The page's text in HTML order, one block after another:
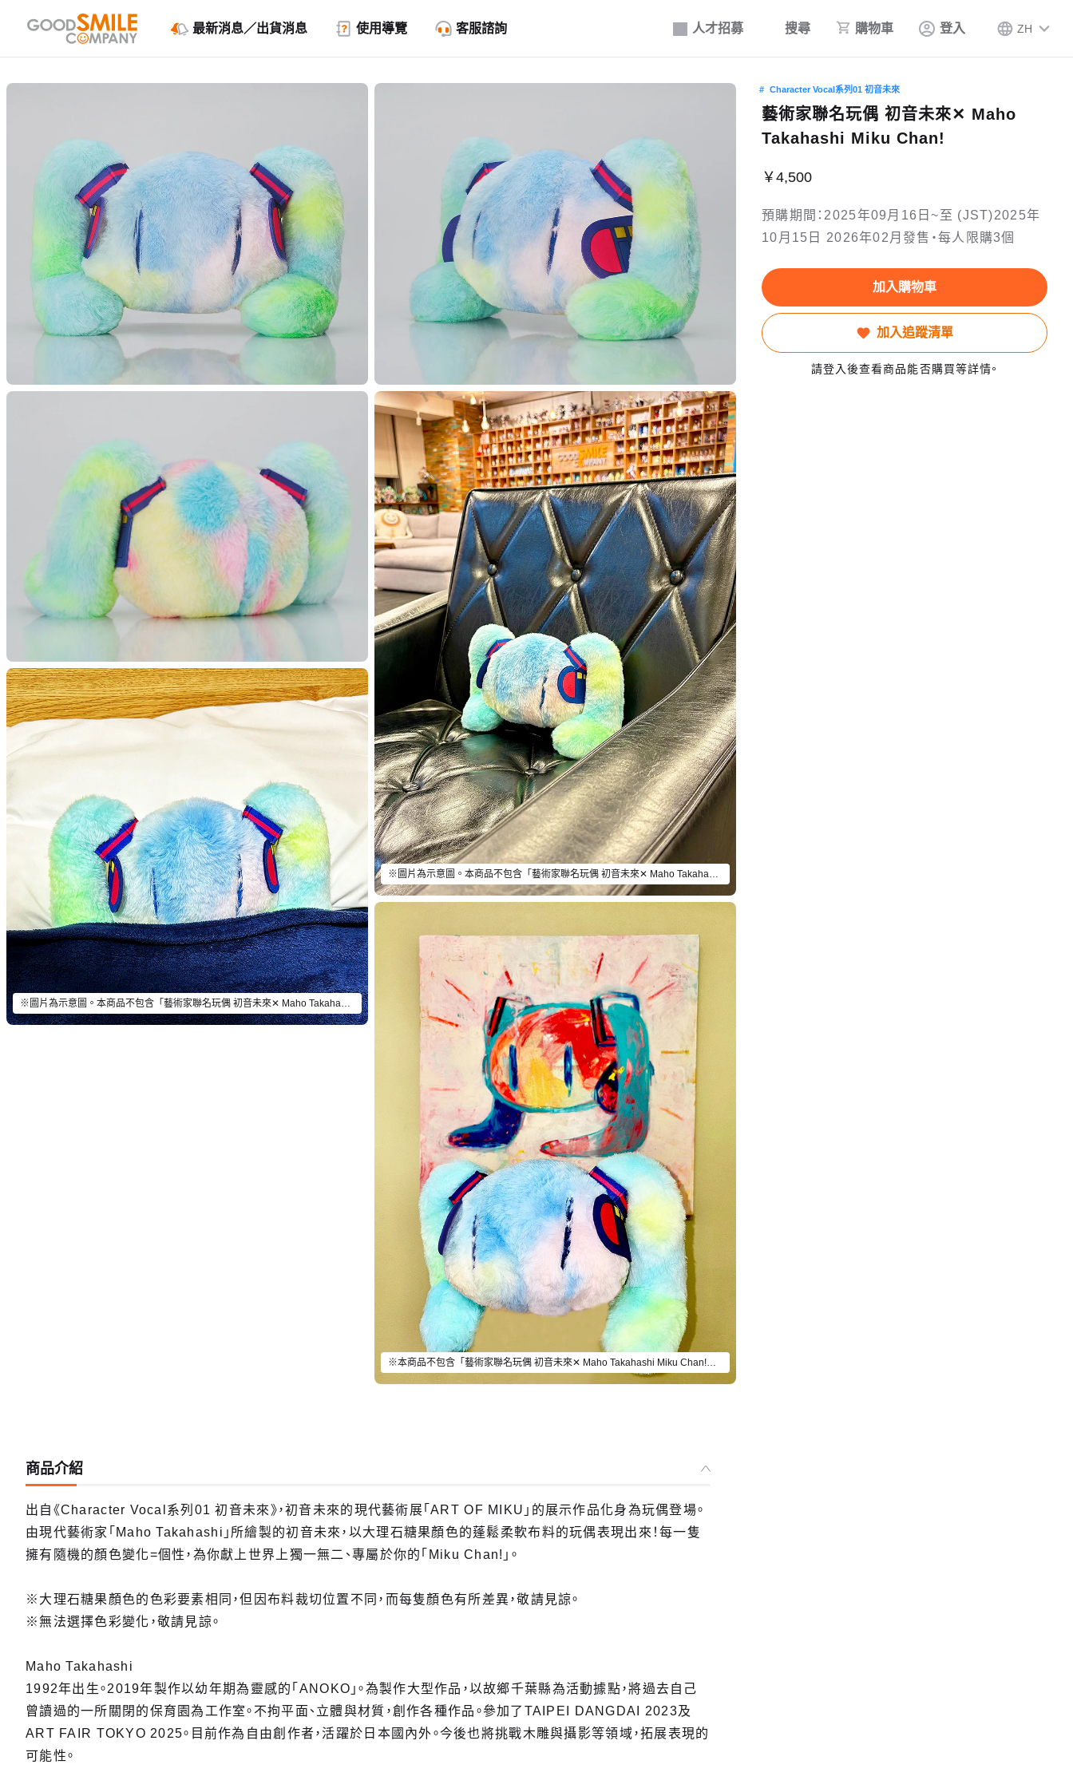
人才招募 搜尋 購物車 登入 ZH
最新消息／出貨消息 使用導覽 客服諮詢
※圖片為示意圖。本商品不包含「藝術家聯名玩偶 初音未來✕ Maho Takahashi Miku Chan!」以外的物品。
※圖片為示意圖。本商品不包含「藝術家聯名玩偶 初音未來✕ Maho Takahashi Miku Chan!」以外的物品。
※本商品不包含「藝術家聯名玩偶 初音未來✕ Maho Takahashi Miku Chan!」以外的物品。
Character Vocal系列01 初音未來
藝術家聯名玩偶 初音未來✕ Maho
Takahashi Miku Chan!
￥4,500
預購期間：2025年09月16日~至 (JST)2025年
10月15日 2026年02月發售・每人限購3個
加入購物車
加入追蹤清單
請登入後查看商品能否購買等詳情。
商品介紹
出自《Character Vocal系列01 初音未來》，初音未來的現代藝術展「ART OF MIKU」的展示作品化身為玩偶登場。
由現代藝術家「Maho Takahashi」所繪製的初音未來，以大理石糖果顏色的蓬鬆柔軟布料的玩偶表現出來！每一隻
擁有隨機的顏色變化=個性，為你獻上世界上獨一無二、專屬於你的「Miku Chan!」。
※大理石糖果顏色的色彩要素相同，但因布料裁切位置不同，而每隻顏色有所差異，敬請見諒。
※無法選擇色彩變化，敬請見諒。
Maho Takahashi
1992年出生。2019年製作以幼年期為靈感的「ANOKO」。為製作大型作品，以故鄉千葉縣為活動據點，將過去自己
曾讀過的一所關閉的保育園為工作室。不拘平面、立體與材質，創作各種作品。參加了TAIPEI DANGDAI 2023及
ART FAIR TOKYO 2025。目前作為自由創作者，活躍於日本國內外。今後也將挑戰木雕與攝影等領域，拓展表現的
可能性。